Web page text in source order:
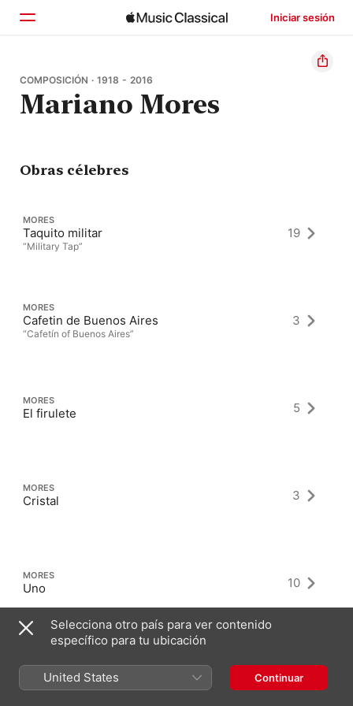
Iniciar sesión
Inicio
Explorar
COMPOSICIÓN · 1918 - 2016
Mariano Mores
Obras célebres
MORES
Taquito militar
“Military Tap”
19
MORES
Cafetin de Buenos Aires
“Cafetín of Buenos Aires”
3
MORES
El firulete 5
MORES
Cristal 3
MORES
Uno 10
Selecciona otro país para ver contenido
específico para tu ubicación
United States Continuar